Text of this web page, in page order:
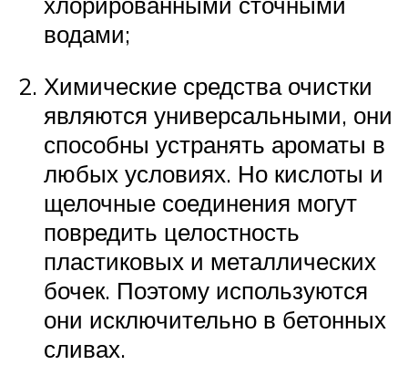
водами;
Химические средства очистки
являются универсальными, они
способны устранять ароматы в
любых условиях. Но кислоты и
щелочные соединения могут
повредить целостность
пластиковых и металлических
бочек. Поэтому используются
они исключительно в бетонных
сливах.